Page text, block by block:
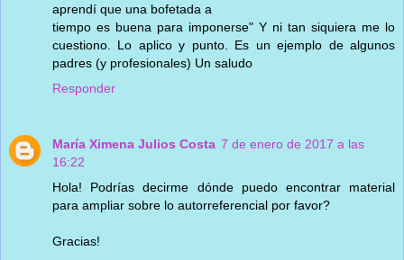
aprendí que una bofetada a
tiempo es buena para imponerse" Y ni tan siquiera me lo
cuestiono. Lo aplico y punto. Es un ejemplo de algunos
padres (y profesionales) Un saludo
Responder
María Ximena Julios Costa 7 de enero de 2017 a las
16:22
Hola! Podrías decirme dónde puedo encontrar material
para ampliar sobre lo autorreferencial por favor?
Gracias!